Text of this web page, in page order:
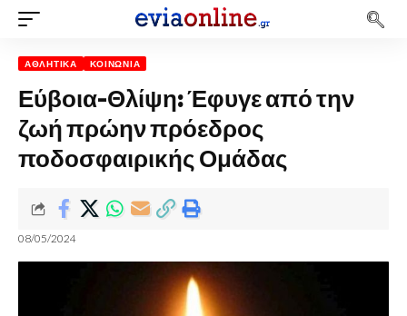
ΑΘΛΗΤΙΚΆ ΚΟΙΝΩΝΊΑ
Εύβοια-Θλίψη: Έφυγε από την
ζωή πρώην πρόεδρος
ποδοσφαιρικής Ομάδας
08/05/2024